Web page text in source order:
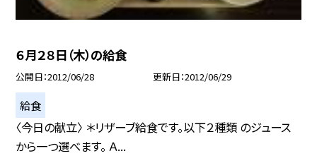
６月２８日（木）の給食
公開日 2012/06/28 更新日 2012/06/29
給食
〈今日の献立〉 ＊リザーブ給食です。以下２種類 のジュース
から一つ選べます。 Ａ...